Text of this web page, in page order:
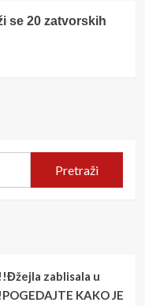
se 20 zatvorskih
Pretraži
zablisala u
KAKO JE